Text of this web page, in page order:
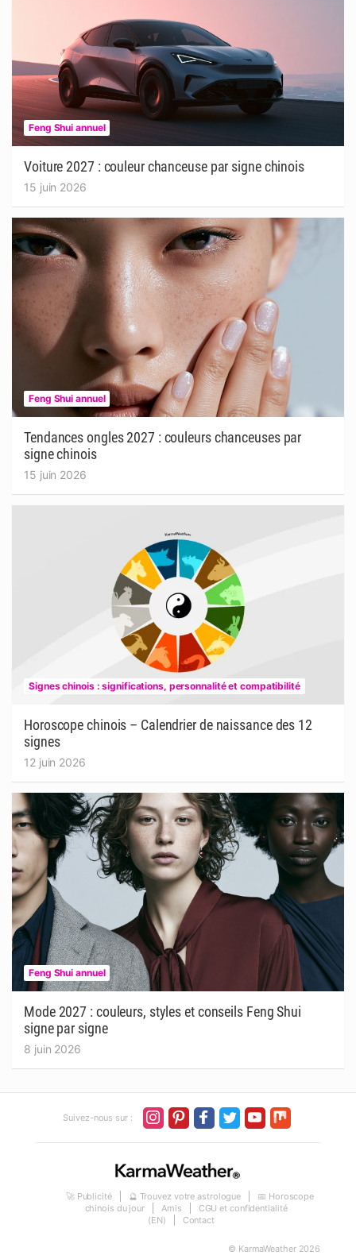
Feng Shui annuel
Voiture 2027 : couleur chanceuse par signe chinois
15 juin 2026
Feng Shui annuel
Tendances ongles 2027 : couleurs chanceuses par
signe chinois
15 juin 2026
Signes chinois : significations, personnalité et compatibilité
Horoscope chinois – Calendrier de naissance des 12
signes
12 juin 2026
Feng Shui annuel
Mode 2027 : couleurs, styles et conseils Feng Shui
signe par signe
8 juin 2026
Suivez-nous sur :
🚀 Publicité 🔮 Trouvez votre astrologue
📅 Horoscope
chinois du jour
Amis
CGU et confidentialité
(EN)
Contact
© KarmaWeather 2026